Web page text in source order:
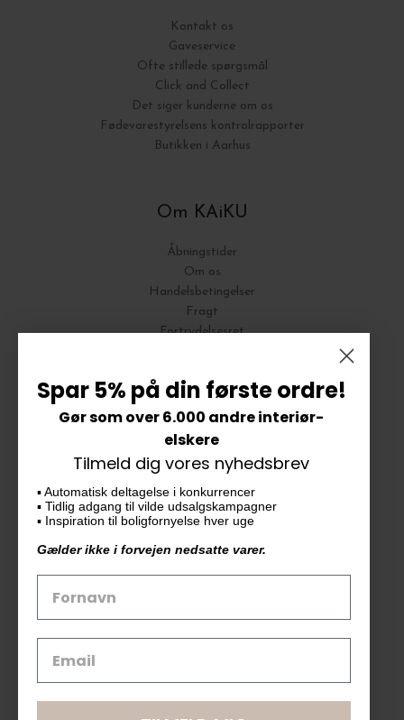
Kontakt os
Gaveservice
Ofte stillede spørgsmål
Click and Collect
Det siger kunderne om os
Fødevarestyrelsens kontrolrapporter
Butikken i Aarhus
Om KAiKU
Åbningstider
Om os
Handelsbetingelser
Fragt
Fortrydelsesret
Vores butik
KAiKU ApS
Langdalsvej 46, bygning 7
8220 Brabrand
Tlf. 33 11 19 07
CVR-nr. 30715349
Spar 5% på din første ordre!
Gør som over 6.000 andre interiør-
elskere
Tilmeld dig vores nyhedsbrev
▪️ Automatisk deltagelse i konkurrencer
▪️ Tidlig adgang til vilde udsalgskampagner
▪️ Inspiration til boligfornyelse hver uge
Gælder ikke i forvejen nedsatte varer.